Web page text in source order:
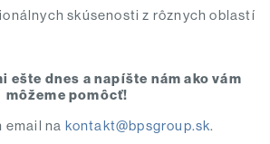
skúsenosti z rôznych oblastí
ešte dnes a napíšte nám ako vám
môžeme pomôcť!
email na kontakt@bpsgroup.sk.